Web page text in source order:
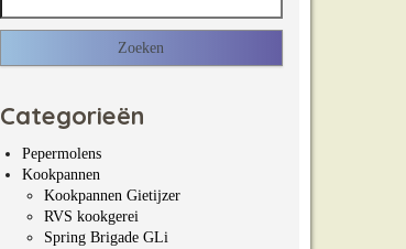
Categorieën
Pepermolens
Kookpannen
Kookpannen Gietijzer
RVS kookgerei
Spring Brigade GLi